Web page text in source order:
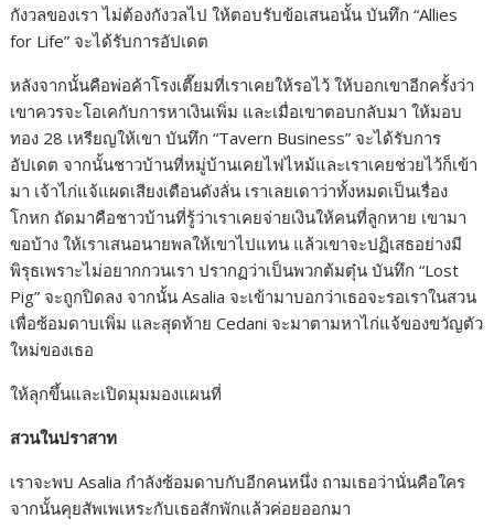
r
กังวลของเรา ไม่ต้องกังวลไป ให้ตอบรับข้อเสนอนั้น บันทึก “Allies
for Life” จะได้รับการอัปเดต
หลังจากนั้นคือพ่อค้าโรงเตี๊ยมที่เราเคยให้รอไว้ ให้บอกเขาอีกครั้งว่า
เขาควรจะโอเคกับการหาเงินเพิ่ม และเมื่อเขาตอบกลับมา ให้มอบ
ทอง 28 เหรียญให้เขา บันทึก “Tavern Business” จะได้รับการ
อัปเดต จากนั้นชาวบ้านที่หมู่บ้านเคยไฟไหม้และเราเคยช่วยไว้ก็เข้า
มา เจ้าไก่แจ้แผดเสียงเตือนดังลั่น เราเลยเดาว่าทั้งหมดเป็นเรื่อง
โกหก ถัดมาคือชาวบ้านที่รู้ว่าเราเคยจ่ายเงินให้คนที่ลูกหาย เขามา
ขอบ้าง ให้เราเสนอนายพลให้เขาไปแทน แล้วเขาจะปฏิเสธอย่างมี
พิรุธเพราะไม่อยากกวนเรา ปรากฏว่าเป็นพวกต้มตุ๋น บันทึก “Lost
Pig” จะถูกปิดลง จากนั้น Asalia จะเข้ามาบอกว่าเธอจะรอเราในสวน
เพื่อซ้อมดาบเพิ่ม และสุดท้าย Cedani จะมาตามหาไก่แจ้ของขวัญตัว
ใหม่ของเธอ
ให้ลุกขึ้นและเปิดมุมมองแผนที่
สวนในปราสาท
เราจะพบ Asalia กำลังซ้อมดาบกับอีกคนหนึ่ง ถามเธอว่านั่นคือใคร
จากนั้นคุยสัพเพเหระกับเธอสักพักแล้วค่อยออกมา